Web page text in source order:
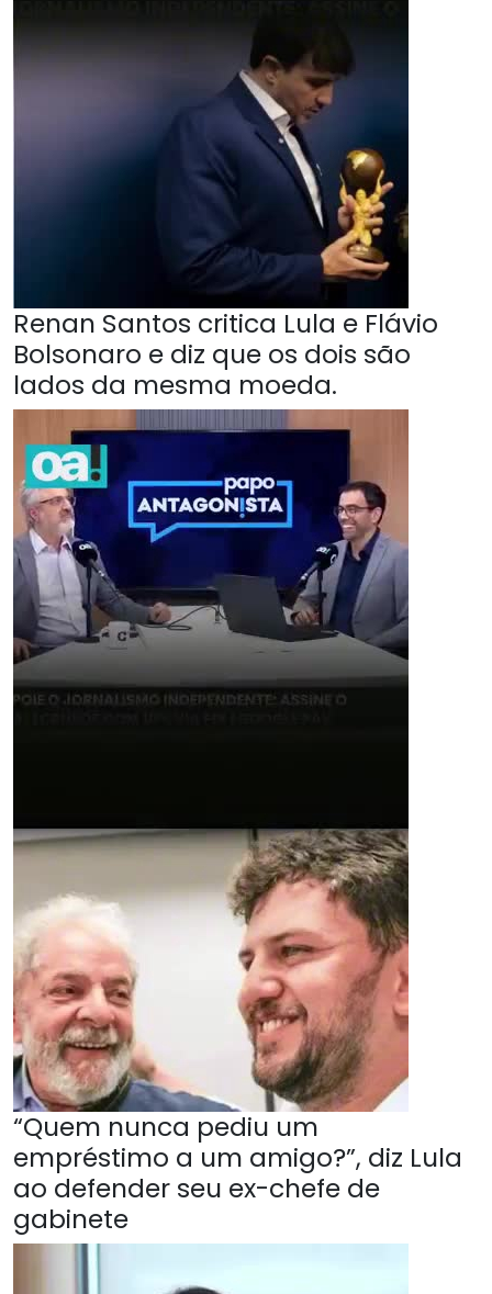
Renan Santos critica Lula e Flávio
Bolsonaro e diz que os dois são
lados da mesma moeda.
“Quem nunca pediu um
empréstimo a um amigo?”, diz Lula
ao defender seu ex-chefe de
gabinete